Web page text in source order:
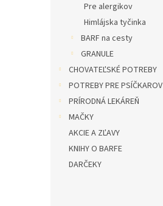
Pre alergikov
Himlájska tyčinka
BARF na cesty
GRANULE
CHOVATEĽSKÉ POTREBY
POTREBY PRE PSÍČKAROV
PRÍRODNÁ LEKÁREŇ
MAČKY
AKCIE A ZĽAVY
KNIHY O BARFE
DARČEKY